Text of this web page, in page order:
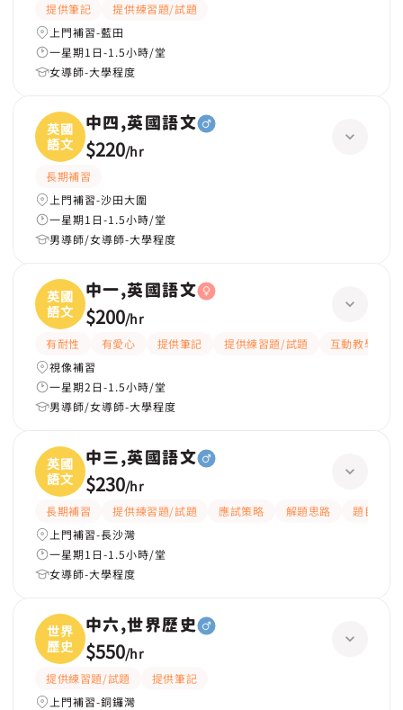
提供筆記
提供練習題/試題
上門補習-藍田
一星期1日-1.5小時/堂
女導師-大學程度
英國
語文
中四,英國語文
$220/hr
長期補習
上門補習-沙田大圍
一星期1日-1.5小時/堂
男導師/女導師-大學程度
英國
語文
中一,英國語文
$200/hr
有耐性 有愛心 提供筆記 提供練習題/試題 互動教學
視像補習
一星期2日-1.5小時/堂
男導師/女導師-大學程度
英國
語文
中三,英國語文
$230/hr
長期補習 提供練習題/試題 應試策略 解題思路
題目講解
上門補習-長沙灣
一星期1日-1.5小時/堂
女導師-大學程度
世界
歷史
中六,世界歷史
$550/hr
提供練習題/試題
提供筆記
上門補習-銅鑼灣